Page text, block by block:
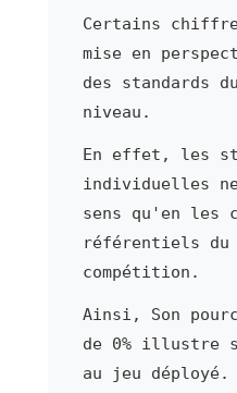
Certains
mise en
des standards
niveau.
En effet, les
individuelles
sens qu'en les
référentiels du
compétition.
Ainsi, Son
de 0% illustre
au jeu déployé.